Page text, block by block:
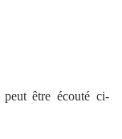
être écouté ci-